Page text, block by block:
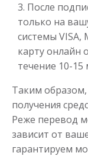
Сумма
Срок
После
только на
системы
карту онлайн
течение 10-15
Таким образом,
получения
Реже перевод
зависит от
гарантируем